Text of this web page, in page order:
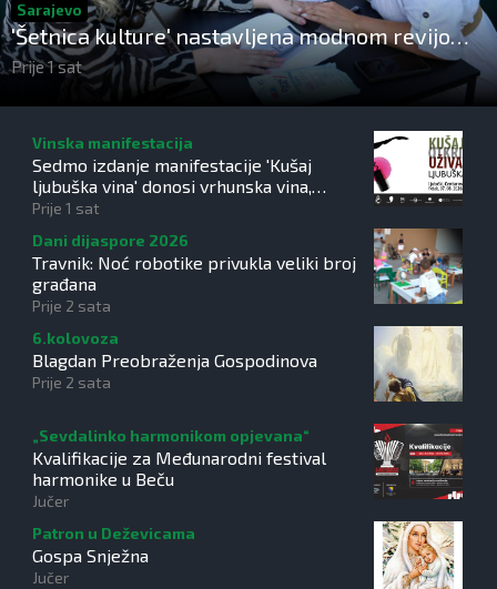
Sarajevo
'Šetnica kulture' nastavljena modnom revijom i
predstavljanjem kozmetike
Prije 1 sat
Vinska manifestacija
Sedmo izdanje manifestacije 'Kušaj
ljubuška vina' donosi vrhunska vina,
gastronomiju i glazbu
Prije 1 sat
Dani dijaspore 2026
Travnik: Noć robotike privukla veliki broj
građana
Prije 2 sata
6.kolovoza
Blagdan Preobraženja Gospodinova
Prije 2 sata
„Sevdalinko harmonikom opjevana“
Kvalifikacije za Međunarodni festival
harmonike u Beču
Jučer
Patron u Deževicama
Gospa Snježna
Jučer